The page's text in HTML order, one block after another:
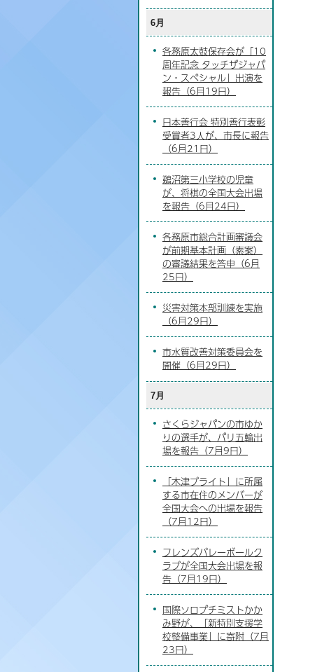
6月
各務原太鼓保存会が「10
周年記念 タッチザジャパ
ン・スペシャル」出演を
報告（6月19日）
日本善行会 特別善行表彰
受賞者3人が、市長に報告
（6月21日）
鵜沼第三小学校の児童
が、将棋の全国大会出場
を報告（6月24日）
各務原市総合計画審議会
が前期基本計画（素案）
の審議結果を答申（6月
25日）
災害対策本部訓練を実施
（6月29日）
市水質改善対策委員会を
開催（6月29日）
7月
さくらジャパンの市ゆか
りの選手が、パリ五輪出
場を報告（7月9日）
「木津ブライト」に所属
する市在住のメンバーが
全国大会への出場を報告
（7月12日）
フレンズバレーボールク
ラブが全国大会出場を報
告（7月19日）
国際ソロプチミストかか
み野が、「新特別支援学
校整備事業」に寄附（7月
23日）